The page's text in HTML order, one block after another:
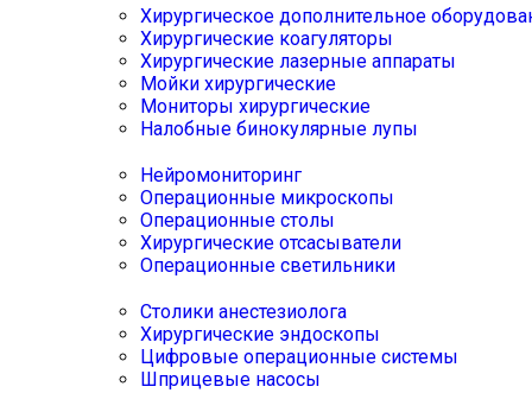
Хирургическое дополнительное
Хирургические коагуляторы
Хирургические лазерные аппараты
Мойки хирургические
Мониторы хирургические
Налобные бинокулярные лупы
Нейромониторинг
Операционные микроскопы
Операционные столы
Хирургические отсасыватели
Операционные светильники
Столики анестезиолога
Хирургические эндоскопы
Цифровые операционные системы
Шприцевые насосы